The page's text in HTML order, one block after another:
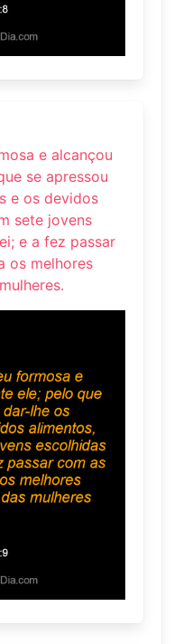
e alcançou
se apressou
e os devidos
sete jovens
e a fez passar
os melhores